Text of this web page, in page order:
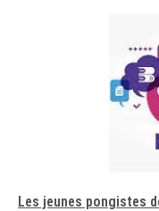
Les jeunes pongistes